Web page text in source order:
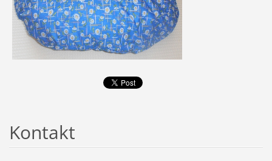
Kontakt